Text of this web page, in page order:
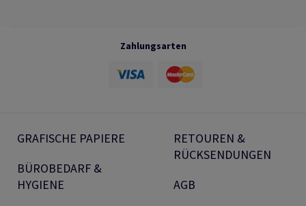
Zahlungsarten
GRAFISCHE PAPIERE
BÜROBEDARF &
HYGIENE
RETOUREN &
RÜCKSENDUNGEN
AGB